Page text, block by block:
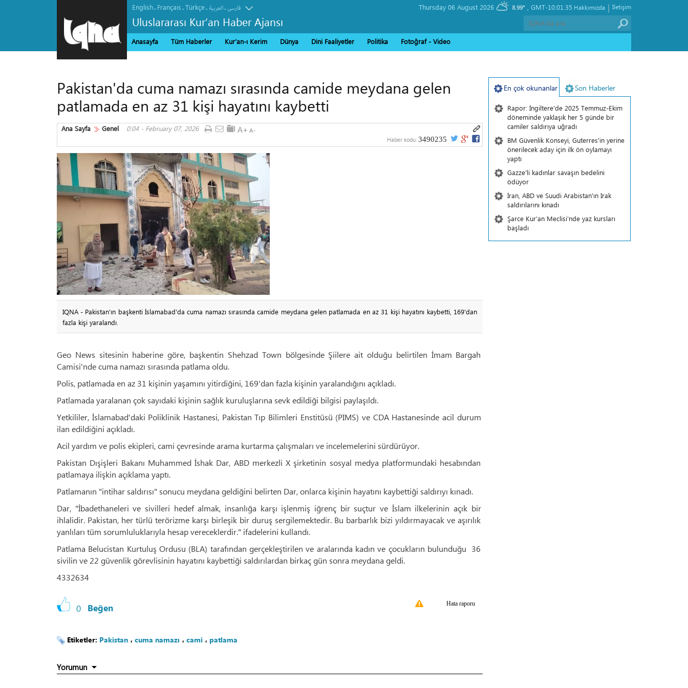
English. Français.Türkçe. العربیة.فارسی
Uluslararası Kur’an Haber Ajansı
GMT-10:01:35
8.99° İletişim
|
Hakkımızda
Anasayfa Tüm Haberler Kur'an-ı Kerim Dünya Dini Faaliyetler Politika Fotoğraf - Video
Pakistan'da cuma namazı sırasında camide meydana gelen
patlamada en az 31 kişi hayatını kaybetti
Ana Sayfa Genel 0:04 - February 07, 2026
Haber kodu: 3490235
IQNA - Pakistan'ın başkenti İslamabad'da cuma namazı sırasında camide meydana gelen patlamada en az 31 kişi hayatını kaybetti, 169'dan
fazla kişi yaralandı.
Geo News sitesinin haberine göre, başkentin Shehzad Town bölgesinde Şiilere ait olduğu belirtilen İmam Bargah
Camisi'nde cuma namazı sırasında patlama oldu.
Polis, patlamada en az 31 kişinin yaşamını yitirdiğini, 169'dan fazla kişinin yaralandığını açıkladı.
Patlamada yaralanan çok sayıdaki kişinin sağlık kuruluşlarına sevk edildiği bilgisi paylaşıldı.
Yetkililer, İslamabad'daki Poliklinik Hastanesi, Pakistan Tıp Bilimleri Enstitüsü (PIMS) ve CDA Hastanesinde acil durum
ilan edildiğini açıkladı.
Acil yardım ve polis ekipleri, cami çevresinde arama kurtarma çalışmaları ve incelemelerini sürdürüyor.
Pakistan Dışişleri Bakanı Muhammed İshak Dar, ABD merkezli X şirketinin sosyal medya platformundaki hesabından
patlamaya ilişkin açıklama yaptı.
Patlamanın "intihar saldırısı" sonucu meydana geldiğini belirten Dar, onlarca kişinin hayatını kaybettiği saldırıyı kınadı.
Dar, "İbadethaneleri ve sivilleri hedef almak, insanlığa karşı işlenmiş iğrenç bir suçtur ve İslam ilkelerinin açık bir
ihlalidir. Pakistan, her türlü terörizme karşı birleşik bir duruş sergilemektedir. Bu barbarlık bizi yıldırmayacak ve aşırılık
yanlıları tüm sorumluluklarıyla hesap vereceklerdir." ifadelerini kullandı.
Patlama Belucistan Kurtuluş Ordusu (BLA) tarafından gerçekleştirilen ve aralarında kadın ve çocukların bulunduğu 36
sivilin ve 22 güvenlik görevlisinin hayatını kaybettiği saldırılardan birkaç gün sonra meydana geldi.
4332634
0 Beğen Hata raporu
Etiketler: Pakistan ، cuma namazı ، cami ، patlama
Yorumun
En çok okunanlar Son Haberler
Rapor: İngiltere'de 2025 Temmuz-Ekim
döneminde yaklaşık her 5 günde bir
camiler saldırıya uğradı
BM Güvenlik Konseyi, Guterres'in yerine
önerilecek aday için ilk ön oylamayı
yaptı
Gazze'li kadınlar savaşın bedelini
ödüyor
İran, ABD ve Suudi Arabistan'ın Irak
saldırılarını kınadı
Şarce Kur’an Meclisi’nde yaz kursları
başladı